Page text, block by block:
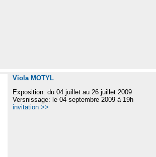
Viola MOTYL
Exposition: du 04 juillet au 26 juillet 2009
Versnissage: le 04 septembre 2009 à 19h
invitation >>